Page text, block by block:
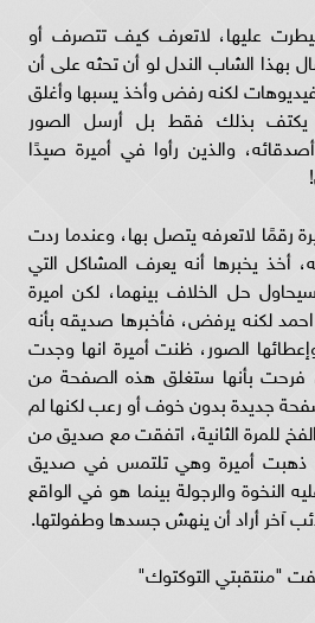
عليها، لاتعرف كيف تتصرف أو
بهذا الشاب الندل لو أن تحثه على أن
لكنه رفض وأخذ يسبها وأغلق
يكتف بذلك فقط بل أرسل الصور
والذين رأوا في أميرة صيدًا
رقمًا لاتعرفه يتصل بها، وعندما ردت
أخذ يخبرها أنه يعرف المشاكل التي
حل الخلاف بينهما، لكن اميرة
احمد لكنه يرفض، فأخبرها صديقه بأنه
الصور، ظنت أميرة انها وجدت
فرحت بأنها ستغلق هذه الصفحة من
صفحة جديدة بدون خوف أو رعب لكنها لم
للمرة الثانية، اتفقت مع صديق من
ذهبت أميرة وهي تلتمس في صديق
النخوة والرجولة بينما هو في الواقع
آخر أراد أن ينهش جسدها وطفولتها.
"منتقبتي التوكتوك"